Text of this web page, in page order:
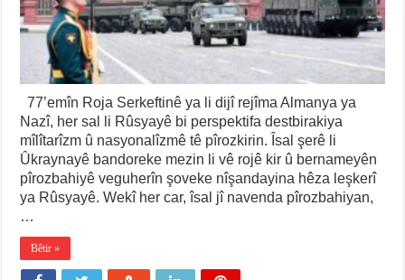
77’emîn Roja Serkeftinê ya li dijî rejîma Almanya ya
Nazî, her sal li Rûsyayê bi perspektifa destbirakiya
mîlîtarîzm û nasyonalîzmê tê pîrozkirin. Îsal şerê li
Ûkraynayê bandoreke mezin li vê rojê kir û bernameyên
pîrozbahiyê veguherîn şoveke nîşandayina hêza leşkerî
ya Rûsyayê. Wekî her car, îsal jî navenda pîrozbahiyan,
…
Bêtir »